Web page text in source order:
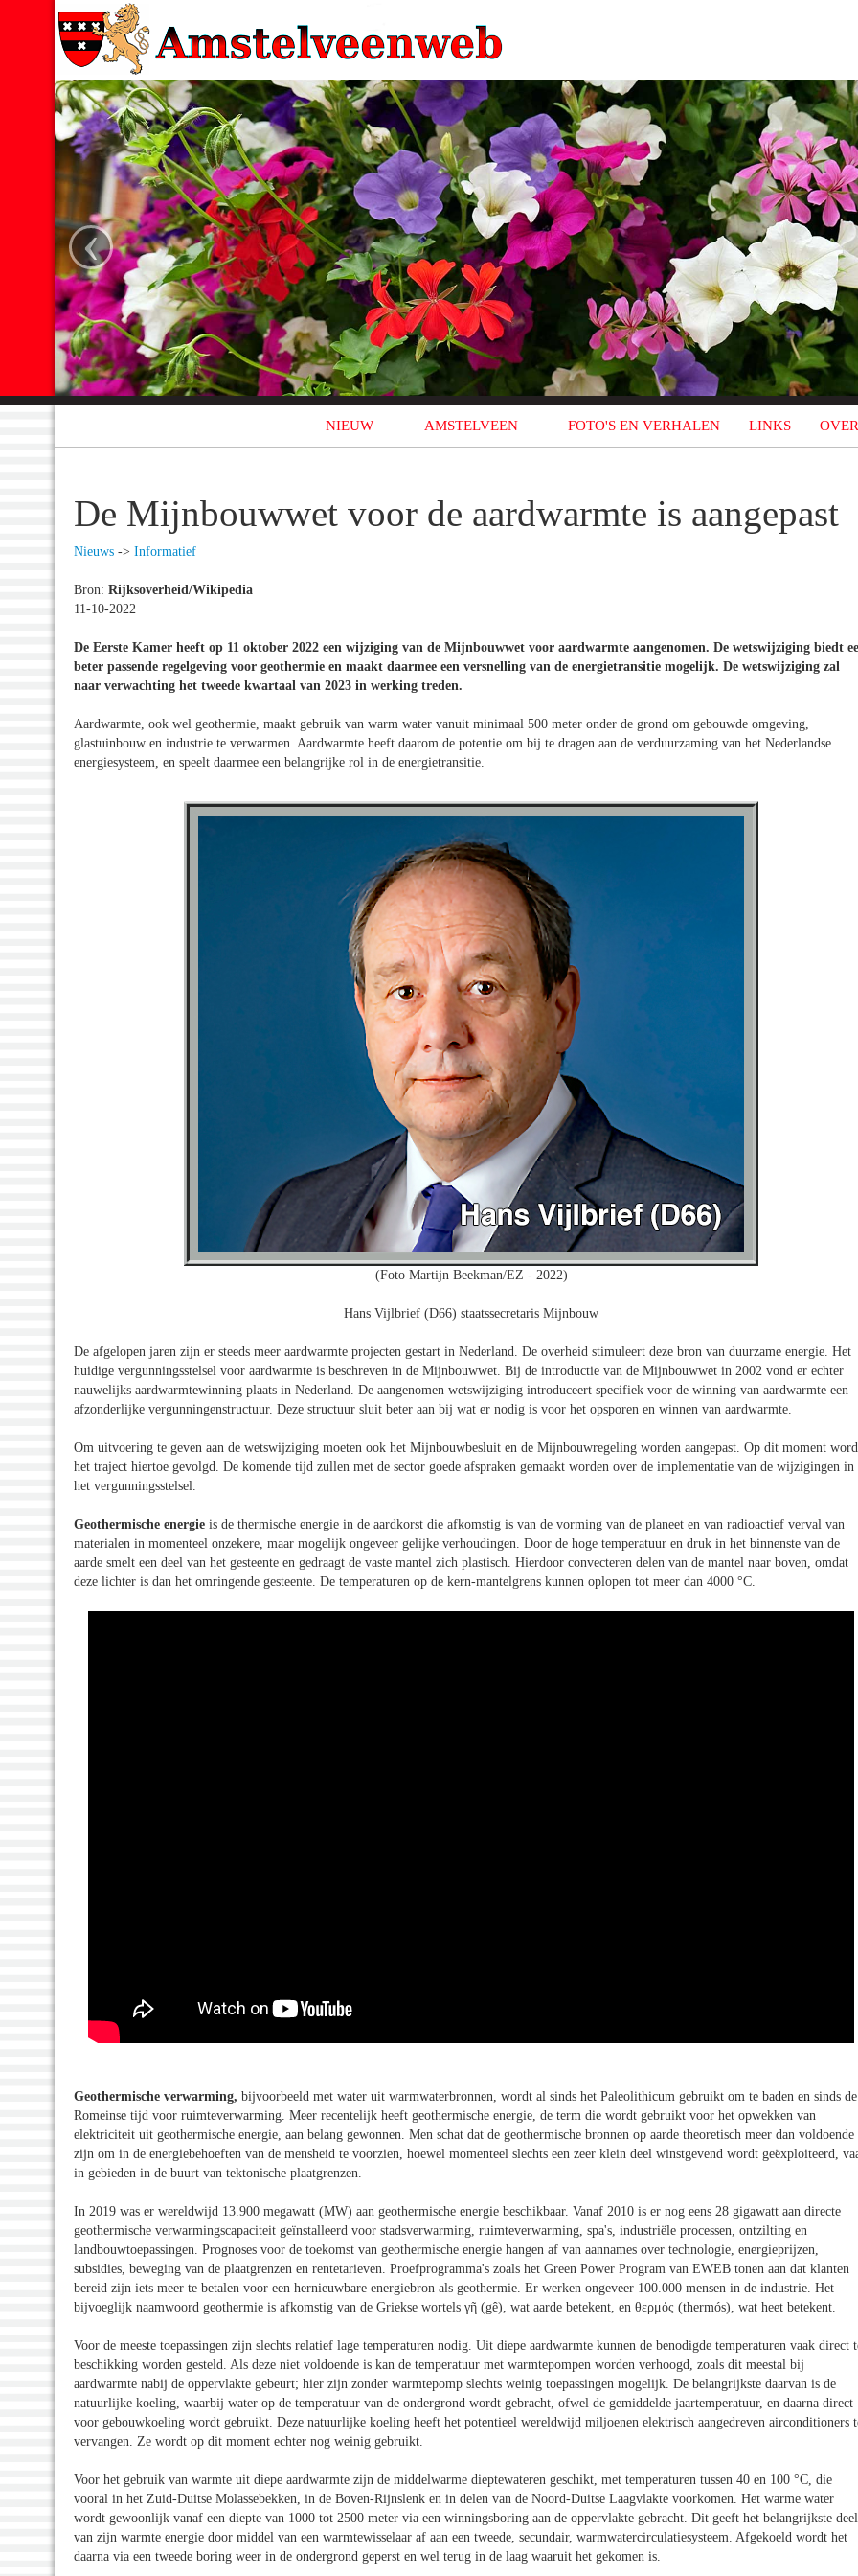
‹
NIEUW AMSTELVEEN FOTO'S EN VERHALEN LINKS
De Mijnbouwwet voor de aardwarmte is aangepast
Nieuws -> Informatief
Bron: Rijksoverheid/Wikipedia
11-10-2022
De Eerste Kamer heeft op 11 oktober 2022 een wijziging van de Mijnbouwwet voor aardwarmte aangenomen. De wetswijziging biedt
beter passende regelgeving voor geothermie en maakt daarmee een versnelling van de energietransitie mogelijk. De wetswijziging zal
naar verwachting het tweede kwartaal van 2023 in werking treden.
Aardwarmte, ook wel geothermie, maakt gebruik van warm water vanuit minimaal 500 meter onder de grond om gebouwde omgeving,
glastuinbouw en industrie te verwarmen. Aardwarmte heeft daarom de potentie om bij te dragen aan de verduurzaming van het Nederlandse
energiesysteem, en speelt daarmee een belangrijke rol in de energietransitie.
(Foto Martijn Beekman/EZ - 2022)
Hans Vijlbrief (D66) staatssecretaris Mijnbouw
De afgelopen jaren zijn er steeds meer aardwarmte projecten gestart in Nederland. De overheid stimuleert deze bron van duurzame energie. Het
huidige vergunningsstelsel voor aardwarmte is beschreven in de Mijnbouwwet. Bij de introductie van de Mijnbouwwet in 2002 vond er echter
nauwelijks aardwarmtewinning plaats in Nederland. De aangenomen wetswijziging introduceert specifiek voor de winning van aardwarmte een
afzonderlijke vergunningenstructuur. Deze structuur sluit beter aan bij wat er nodig is voor het opsporen en winnen van aardwarmte.
Om uitvoering te geven aan de wetswijziging moeten ook het Mijnbouwbesluit en de Mijnbouwregeling worden aangepast. Op dit moment
het traject hiertoe gevolgd. De komende tijd zullen met de sector goede afspraken gemaakt worden over de implementatie van de wijzigingen in
het vergunningsstelsel.
Geothermische energie is de thermische energie in de aardkorst die afkomstig is van de vorming van de planeet en van radioactief verval van
materialen in momenteel onzekere, maar mogelijk ongeveer gelijke verhoudingen. Door de hoge temperatuur en druk in het binnenste van de
aarde smelt een deel van het gesteente en gedraagt de vaste mantel zich plastisch. Hierdoor convecteren delen van de mantel naar boven, omdat
deze lichter is dan het omringende gesteente. De temperaturen op de kern-mantelgrens kunnen oplopen tot meer dan 4000 °C.
Geothermische verwarming, bijvoorbeeld met water uit warmwaterbronnen, wordt al sinds het Paleolithicum gebruikt om te baden en sinds de
Romeinse tijd voor ruimteverwarming. Meer recentelijk heeft geothermische energie, de term die wordt gebruikt voor het opwekken van
elektriciteit uit geothermische energie, aan belang gewonnen. Men schat dat de geothermische bronnen op aarde theoretisch meer dan voldoende
zijn om in de energiebehoeften van de mensheid te voorzien, hoewel momenteel slechts een zeer klein deel winstgevend wordt geëxploiteerd,
in gebieden in de buurt van tektonische plaatgrenzen.
In 2019 was er wereldwijd 13.900 megawatt (MW) aan geothermische energie beschikbaar. Vanaf 2010 is er nog eens 28 gigawatt aan directe
geothermische verwarmingscapaciteit geïnstalleerd voor stadsverwarming, ruimteverwarming, spa's, industriële processen, ontzilting en
landbouwtoepassingen. Prognoses voor de toekomst van geothermische energie hangen af van aannames over technologie, energieprijzen,
subsidies, beweging van de plaatgrenzen en rentetarieven. Proefprogramma's zoals het Green Power Program van EWEB tonen aan dat klanten
bereid zijn iets meer te betalen voor een hernieuwbare energiebron als geothermie. Er werken ongeveer 100.000 mensen in de industrie. Het
bijvoeglijk naamwoord geothermie is afkomstig van de Griekse wortels γῆ (gê), wat aarde betekent, en θερμός (thermós), wat heet betekent.
Voor de meeste toepassingen zijn slechts relatief lage temperaturen nodig. Uit diepe aardwarmte kunnen de benodigde temperaturen vaak direct
beschikking worden gesteld. Als deze niet voldoende is kan de temperatuur met warmtepompen worden verhoogd, zoals dit meestal bij
aardwarmte nabij de oppervlakte gebeurt; hier zijn zonder warmtepomp slechts weinig toepassingen mogelijk. De belangrijkste daarvan is de
natuurlijke koeling, waarbij water op de temperatuur van de ondergrond wordt gebracht, ofwel de gemiddelde jaartemperatuur, en daarna direct
voor gebouwkoeling wordt gebruikt. Deze natuurlijke koeling heeft het potentieel wereldwijd miljoenen elektrisch aangedreven airconditioners
vervangen. Ze wordt op dit moment echter nog weinig gebruikt.
Voor het gebruik van warmte uit diepe aardwarmte zijn de middelwarme dieptewateren geschikt, met temperaturen tussen 40 en 100 °C, die
vooral in het Zuid-Duitse Molassebekken, in de Boven-Rijnslenk en in delen van de Noord-Duitse Laagvlakte voorkomen. Het warme water
wordt gewoonlijk vanaf een diepte van 1000 tot 2500 meter via een winningsboring aan de oppervlakte gebracht. Dit geeft het belangrijkste deel
van zijn warmte energie door middel van een warmtewisselaar af aan een tweede, secundair, warmwatercirculatiesysteem. Afgekoeld wordt het
daarna via een tweede boring weer in de ondergrond geperst en wel terug in de laag waaruit het gekomen is.